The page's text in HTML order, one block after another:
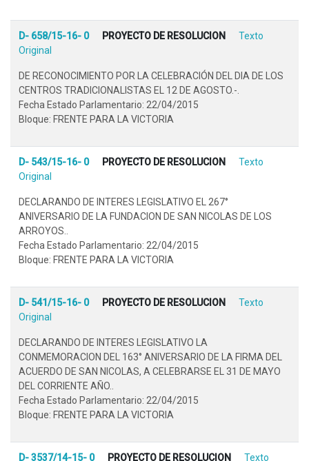
D- 658/15-16- 0 PROYECTO DE RESOLUCION
Texto
Original
DE RECONOCIMIENTO POR LA CELEBRACIÓN DEL DIA DE LOS
CENTROS TRADICIONALISTAS EL 12 DE AGOSTO.-.
Fecha Estado Parlamentario: 22/04/2015
Bloque: FRENTE PARA LA VICTORIA
D- 543/15-16- 0 PROYECTO DE RESOLUCION
Texto
Original
DECLARANDO DE INTERES LEGISLATIVO EL 267°
ANIVERSARIO DE LA FUNDACION DE SAN NICOLAS DE LOS
ARROYOS..
Fecha Estado Parlamentario: 22/04/2015
Bloque: FRENTE PARA LA VICTORIA
D- 541/15-16- 0 PROYECTO DE RESOLUCION
Texto
Original
DECLARANDO DE INTERES LEGISLATIVO LA
CONMEMORACION DEL 163° ANIVERSARIO DE LA FIRMA DEL
ACUERDO DE SAN NICOLAS, A CELEBRARSE EL 31 DE MAYO
DEL CORRIENTE AÑO..
Fecha Estado Parlamentario: 22/04/2015
Bloque: FRENTE PARA LA VICTORIA
D- 3537/14-15- 0 PROYECTO DE RESOLUCION Texto